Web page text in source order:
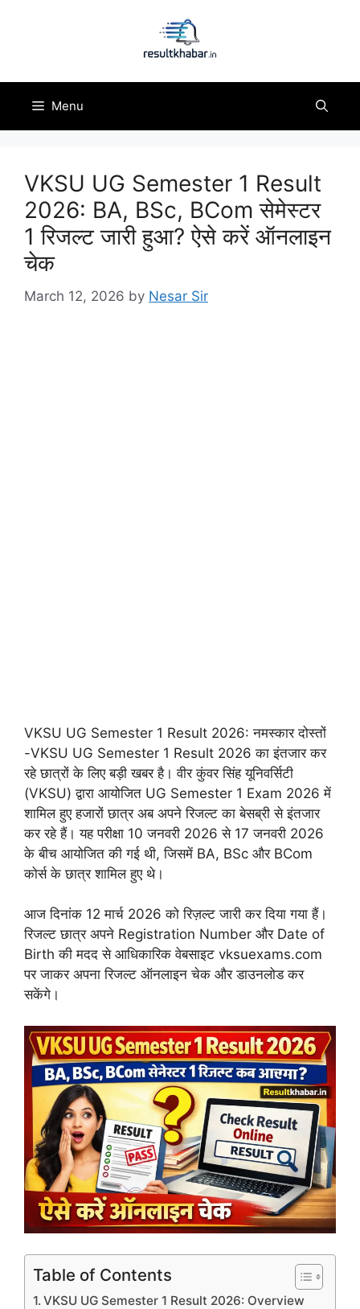
Menu
VKSU UG Semester 1 Result
2026: BA, BSc, BCom सेमेस्टर
1 रिजल्ट जारी हुआ? ऐसे करें ऑनलाइन
चेक
March 12, 2026 by Nesar Sir
VKSU UG Semester 1 Result 2026: नमस्कार दोस्तों
-VKSU UG Semester 1 Result 2026 का इंतजार कर
रहे छात्रों के लिए बड़ी खबर है। वीर कुंवर सिंह यूनिवर्सिटी
(VKSU) द्वारा आयोजित UG Semester 1 Exam 2026 में
शामिल हुए हजारों छात्र अब अपने रिजल्ट का बेसब्री से इंतजार
कर रहे हैं। यह परीक्षा 10 जनवरी 2026 से 17 जनवरी 2026
के बीच आयोजित की गई थी, जिसमें BA, BSc और BCom
कोर्स के छात्र शामिल हुए थे।
आज दिनांक 12 मार्च 2026 को रिज़ल्ट जारी कर दिया गया हैं।
रिजल्ट छात्र अपने Registration Number और Date of
Birth की मदद से आधिकारिक वेबसाइट vksuexams.com
पर जाकर अपना रिजल्ट ऑनलाइन चेक और डाउनलोड कर
सकेंगे।
Table of Contents
VKSU UG Semester 1 Result 2026: Overview